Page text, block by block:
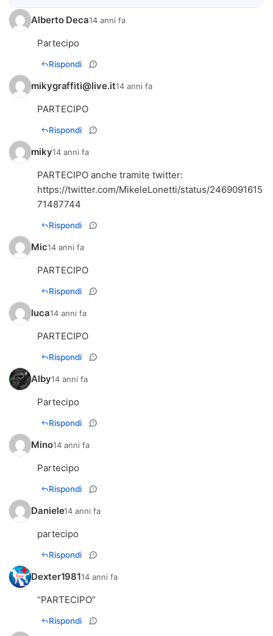
Alberto Deca14 anni fa
Rispondi
mikygraffiti@live.it14 anni fa
PARTECIPO
Rispondi
miky14 anni fa
https://twitter.com/MikeleLonetti/status/2469091615
71487744
Rispondi
Mic14 anni fa
PARTECIPO
Rispondi
luca14 anni fa
PARTECIPO
Rispondi
Alby14 anni fa
Partecipo
Rispondi
Mino14 anni fa
Partecipo
Rispondi
Daniele14 anni fa
partecipo
Rispondi
Dexter198114 anni fa
“PARTECIPO”
Rispondi